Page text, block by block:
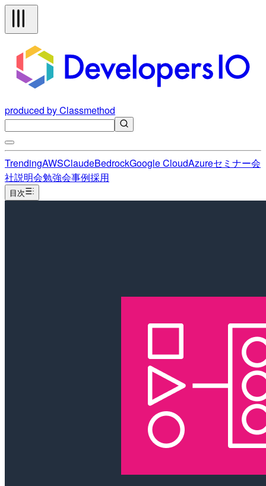
produced by Classmethod
TrendingAWSClaudeBedrockGoogle CloudAzureセミナー会
社説明会勉強会事例採用
目次